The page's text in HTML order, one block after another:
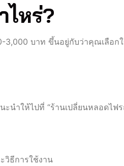
ไหร่?
3,000 บาท ขึ้นอยู่กับว่าคุณเลือก
นำให้ไปที่ “ร้านเปลี่ยนหลอดไฟ
ธีการใช้งาน